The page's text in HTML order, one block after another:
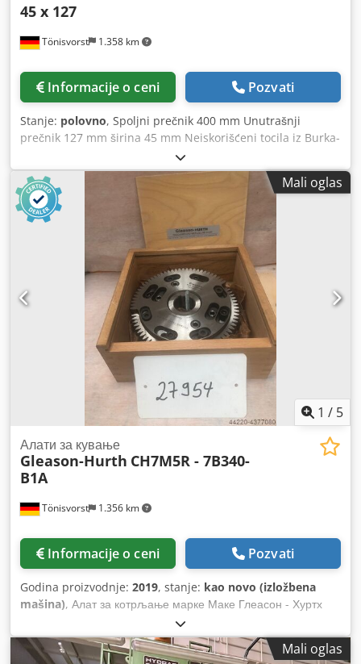
Tönisvorst 1.358 km
45 x 127
Informacije o ceni Pozvati
Stanje: polovno, Spoljni prečnik 400 mm Unutrašnji
prečnik 127 mm širina 45 mm Neiskorišćeni tocila iz Burka-
Kosmos! Цena po komadu Za više informacija, pogledajte
slike! 12 bela, 6 plava dostupna. Cjdpfou Sbguex Af Rsha
Mali oglas
1 / 5
Tönisvorst 1.356 km
Алати за кување
Gleason-Hurth CH7M5R - 7B340-
B1A
Informacije o ceni Pozvati
Godina proizvodnje: 2019, stanje: kao novo (izložbena
mašina), Алат за котрљање марке Маке Глеасон - Хуртх
Тип: ЦХ7М5Р - 7Б340-Б1А пречника 200 мм некоришћен се
испоручује у дрвеној кутији Тежина 9,5 кг Cedpfsfgwt Eox Af
Roha
Mali oglas